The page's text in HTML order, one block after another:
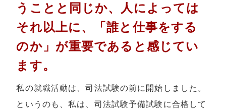
うことと同じか、人によっては
それ以上に、「誰と仕事をする
のか」が重要であると感じてい
ます。
私の就職活動は、司法試験の前に開始しました。
というのも、私は、司法試験予備試験に合格して